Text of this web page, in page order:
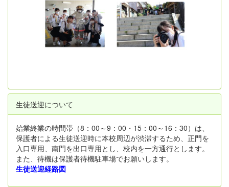
生徒送迎について
始業終業の時間帯（8：00～9：00・15：00～16：30）は、
保護者による生徒送迎時に本校周辺が渋滞するため、正門を
入口専用、南門を出口専用とし、校内を一方通行とします。
また、待機は保護者待機駐車場でお願いします。
生徒送迎経路図